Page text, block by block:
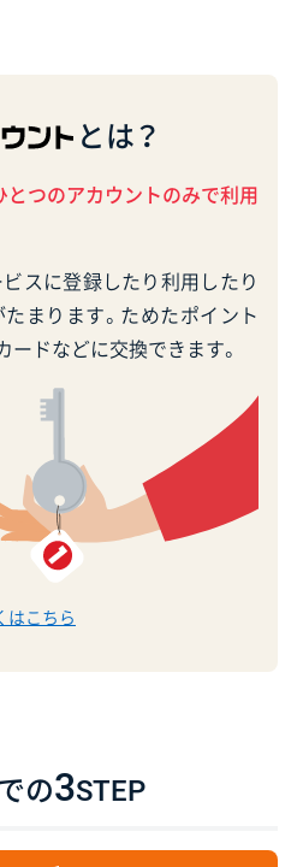
とは？
とつのアカウントのみで利用
スに登録したり利用したり
まります。ためたポイント
ードなどに交換できます。
はこちら
の3STEP